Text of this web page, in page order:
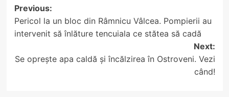
Post
navigation
Previous:
Pericol la un bloc din Râmnicu Vâlcea. Pompierii au
intervenit să înlăture tencuiala ce stătea să cadă
Next:
Se oprește apa caldă și încălzirea în Ostroveni. Vezi
când!